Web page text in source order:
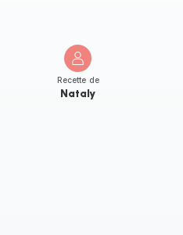
Recette de
Nataly